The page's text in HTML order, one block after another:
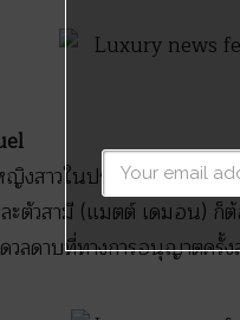
ญิงสาวในประเทศฝรั่งเศส
ะตัวสามี (แมตต์ เดมอน) ก็
วลดาบที่ทางการอนุญาตครั้